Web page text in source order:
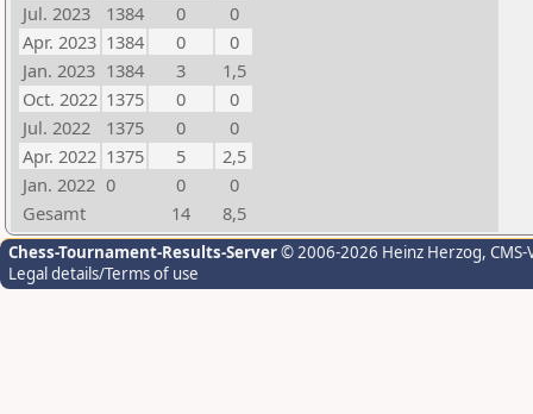
Jul. 2023
1384 0
0
Apr. 2023 1384 0
0
Jan. 2023 1384 3
1,5
Oct. 2022 1375 0
0
Jul. 2022
1375 0
0
Apr. 2022 1375 5
2,5
Jan. 2022 0 0
0
Gesamt
14 8,5
Chess-Tournament-Results-Server© 2006-2026 Heinz Herzog,
Legal details/Terms of use